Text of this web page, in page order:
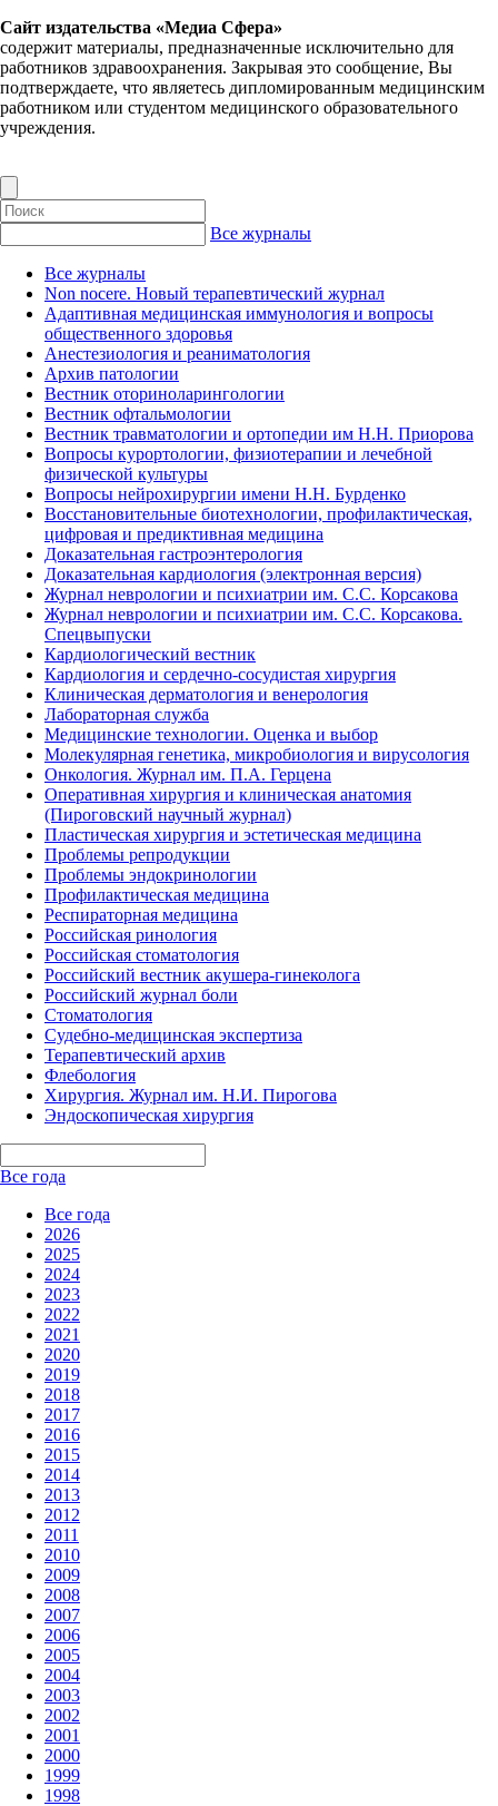
Сайт издательства «Медиа Сфера»
содержит материалы, предназначенные исключительно для
работников здравоохранения. Закрывая это сообщение, Вы
подтверждаете, что являетесь дипломированным медицинским
работником или студентом медицинского образовательного
учреждения.
Все журналы
Все журналы
Non nocere. Новый терапевтический журнал
Адаптивная медицинская иммунология и вопросы
общественного здоровья
Анестезиология и реаниматология
Архив патологии
Вестник оториноларингологии
Вестник офтальмологии
Вестник травматологии и ортопедии им Н.Н. Приорова
Вопросы курортологии, физиотерапии и лечебной
физической культуры
Вопросы нейрохирургии имени Н.Н. Бурденко
Восстановительные биотехнологии, профилактическая,
цифровая и предиктивная медицина
Доказательная гастроэнтерология
Доказательная кардиология (электронная версия)
Журнал неврологии и психиатрии им. С.С. Корсакова
Журнал неврологии и психиатрии им. С.С. Корсакова.
Спецвыпуски
Кардиологический вестник
Кардиология и сердечно-сосудистая хирургия
Клиническая дерматология и венерология
Лабораторная служба
Медицинские технологии. Оценка и выбор
Молекулярная генетика, микробиология и вирусология
Онкология. Журнал им. П.А. Герцена
Оперативная хирургия и клиническая анатомия
(Пироговский научный журнал)
Пластическая хирургия и эстетическая медицина
Проблемы репродукции
Проблемы эндокринологии
Профилактическая медицина
Респираторная медицина
Российская ринология
Российская стоматология
Российский вестник акушера-гинеколога
Российский журнал боли
Стоматология
Судебно-медицинская экспертиза
Терапевтический архив
Флебология
Хирургия. Журнал им. Н.И. Пирогова
Эндоскопическая хирургия
Все года
Все года
2026
2025
2024
2023
2022
2021
2020
2019
2018
2017
2016
2015
2014
2013
2012
2011
2010
2009
2008
2007
2006
2005
2004
2003
2002
2001
2000
1999
1998